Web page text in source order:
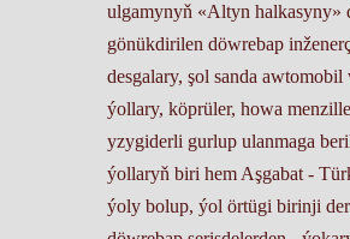
ulgamynyň «Altyn halkasyny»
gönükdirilen döwrebap
desgalary, şol sanda awtomobil
ýollary, köprüler, howa
yzygiderli gurlup ulanmaga
ýollaryň biri hem Aşgabat -
ýoly bolup, ýol örtügi birinji